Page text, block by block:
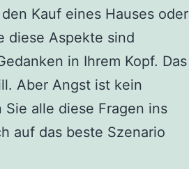
Kauf eines Hauses oder
diese Aspekte sind
in Ihrem Kopf. Das
Aber Angst ist kein
alle diese Fragen ins
auf das beste Szenario